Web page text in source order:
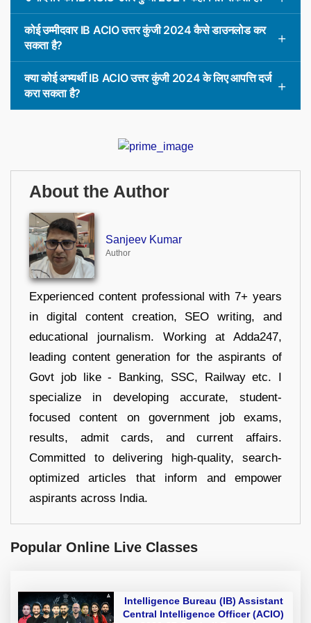
कोई उम्मीदवार IB ACIO उत्तर कुंजी 2024 कैसे डाउनलोड कर
सकता है?
क्या कोई अभ्यर्थी IB ACIO उत्तर कुंजी 2024 के लिए आपत्ति दर्ज
करा सकता है?
About the Author
Sanjeev Kumar
Author
Experienced content professional with 7+ years
in digital content creation, SEO writing, and
educational journalism. Working at Adda247,
leading content generation for the aspirants of
Govt job like - Banking, SSC, Railway etc. I
specialize in developing accurate, student-
focused content on government job exams,
results, admit cards, and current affairs.
Committed to delivering high-quality, search-
optimized articles that inform and empower
aspirants across India.
Popular Online Live Classes
Intelligence Bureau (IB) Assistant
Central Intelligence Officer (ACIO)